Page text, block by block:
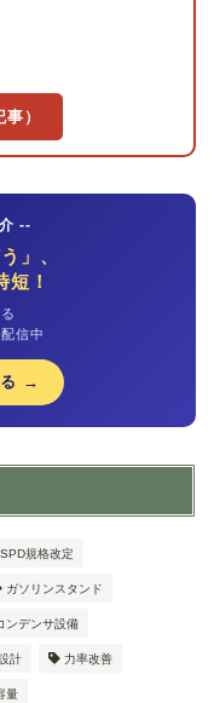
）
--
」、
短！
信中
る →
SPD規格改定
ガソリンスタンド
ンデンサ設備
計 力率改善
量